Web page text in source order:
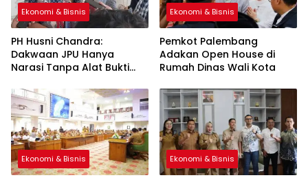
Ekonomi & Bisnis
PH Husni Chandra:
Dakwaan JPU Hanya
Narasi Tanpa Alat Bukti
Ekonomi & Bisnis
Pemkot Palembang
Adakan Open House di
Rumah Dinas Wali Kota
Ekonomi & Bisnis Ekonomi & Bisnis